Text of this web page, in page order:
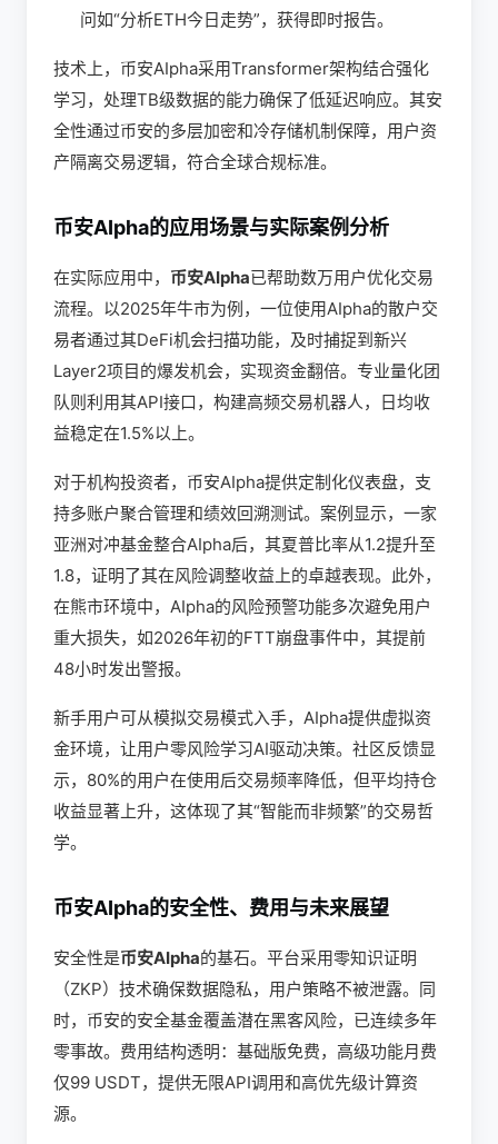
问如“分析ETH今日走势”，获得即时报告。
技术上，币安AIpha采用Transformer架构结合强化
学习，处理TB级数据的能力确保了低延迟响应。其安
全性通过币安的多层加密和冷存储机制保障，用户资
产隔离交易逻辑，符合全球合规标准。
币安AIpha的应用场景与实际案例分析
在实际应用中， 币安AIpha已帮助数万用户优化交易
流程。以2025年牛市为例，一位使用AIpha的散户交
易者通过其DeFi机会扫描功能，及时捕捉到新兴
Layer2项目的爆发机会，实现资金翻倍。专业量化团
队则利用其API接口，构建高频交易机器人，日均收
益稳定在1.5%以上。
对于机构投资者，币安AIpha提供定制化仪表盘，支
持多账户聚合管理和绩效回溯测试。案例显示，一家
亚洲对冲基金整合AIpha后，其夏普比率从1.2提升至
1.8，证明了其在风险调整收益上的卓越表现。此外，
在熊市环境中，AIpha的风险预警功能多次避免用户
重大损失，如2026年初的FTT崩盘事件中，其提前
48小时发出警报。
新手用户可从模拟交易模式入手，AIpha提供虚拟资
金环境，让用户零风险学习AI驱动决策。社区反馈显
示，80%的用户在使用后交易频率降低，但平均持仓
收益显著上升，这体现了其“智能而非频繁”的交易哲
学。
币安AIpha的安全性、费用与未来展望
安全性是币安AIpha的基石。平台采用零知识证明
（ZKP）技术确保数据隐私，用户策略不被泄露。同
时，币安的安全基金覆盖潜在黑客风险，已连续多年
零事故。费用结构透明：基础版免费，高级功能月费
仅99 USDT，提供无限API调用和高优先级计算资
源。